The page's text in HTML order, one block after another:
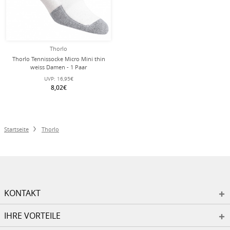
Thorlo
Thorlo Tennissocke Micro Mini thin
weiss Damen - 1 Paar
UVP: 16,95€
8,02€
Startseite Thorlo
KONTAKT
IHRE VORTEILE